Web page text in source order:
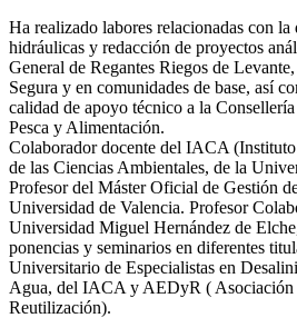
Ha realizado labores relacionadas con la
hidráulicas y redacción de proyectos
General de Regantes Riegos de
Segura y en comunidades de base, así
calidad de apoyo técnico a la
Pesca y Alimentación.
Colaborador docente del IACA
de las Ciencias Ambientales, de la
Profesor del Máster Oficial de Gestión
Universidad de Valencia. Profesor
Universidad Miguel Hernández de
ponencias y seminarios en diferentes
Universitario de Especialistas en
Agua, del IACA y AEDyR ( Asociación
Reutilización).